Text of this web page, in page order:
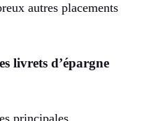
autres placements
livrets d’épargne